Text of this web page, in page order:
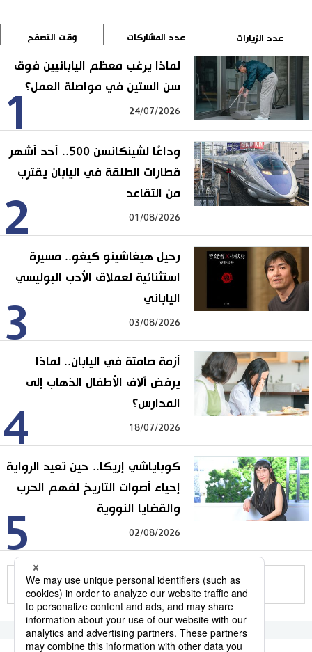
عدد الزيارات عدد المشاركات وقت التصفح
1
لماذا يرغب معظم اليابانيين فوق
سن الستين في مواصلة العمل؟
24/07/2026
2
وداعًا لشينكانسن 500.. أحد أشهر
قطارات الطلقة في اليابان يقترب
من التقاعد
01/08/2026
3
رحيل هيغاشينو كيغو.. مسيرة
استثنائية لعملاق الأدب البوليسي
الياباني
03/08/2026
4
أزمة صامتة في اليابان.. لماذا
يرفض آلاف الأطفال الذهاب إلى
المدارس؟
18/07/2026
5
كوباياشي إريكا.. حين تعيد الرواية
إحياء أصوات التاريخ لفهم الحرب
والقضايا النووية
02/08/2026
للمزيد